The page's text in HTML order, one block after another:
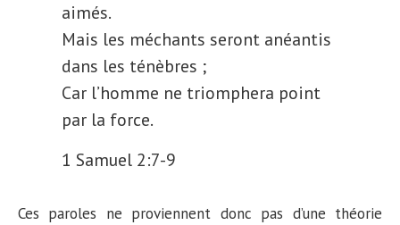
aimés.
Mais les méchants seront anéantis
dans les ténèbres ;
Car l’homme ne triomphera point
par la force.
1 Samuel 2:7-9
Ces paroles ne proviennent donc pas d’une théorie